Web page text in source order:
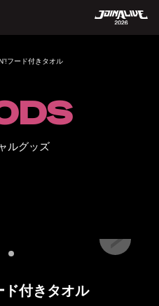
フード付きタオル
ルグッズ
ド付きタオル